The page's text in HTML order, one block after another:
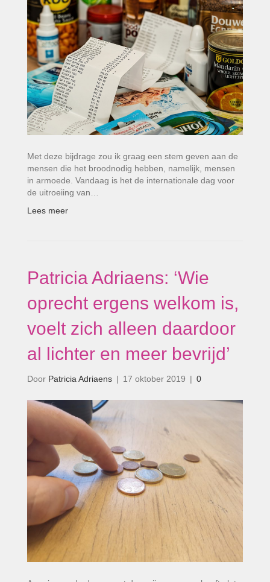
Met deze bijdrage zou ik graag een stem geven aan de
mensen die het broodnodig hebben, namelijk, mensen
in armoede. Vandaag is het de internationale dag voor
de uitroeiing van…
Lees meer
Patricia Adriaens: ‘Wie
oprecht ergens welkom is,
voelt zich alleen daardoor
al lichter en meer bevrijd’
Door Patricia Adriaens | 17 oktober 2019 | 0